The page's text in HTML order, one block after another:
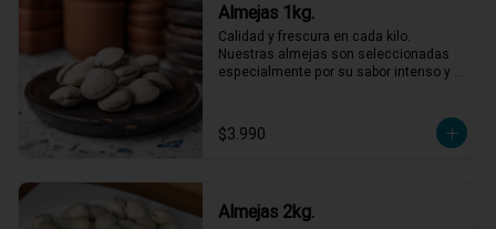
Almejas 1kg.
Calidad y frescura en cada kilo.
Nuestras almejas son seleccionadas
especialmente por su sabor intenso y
No necesitas más para disfrutar de un
sabor marino auténtico y refrescante.
$3.990
Almejas 2kg.